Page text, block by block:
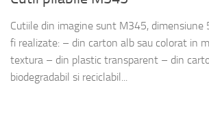
Cutiile din imagine sunt M345,
fi realizate: – din carton alb sau colorat in
textura – din plastic transparent – din
biodegradabil si reciclabil...